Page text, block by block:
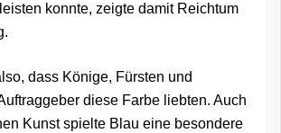
konnte, zeigte damit Reichtum
dass Könige, Fürsten und
diese Farbe liebten. Auch
Kunst spielte Blau eine besondere